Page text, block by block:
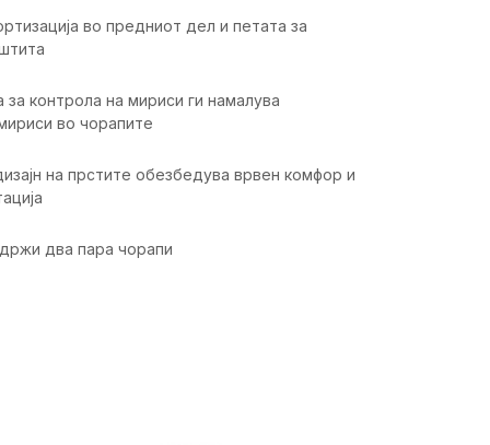
во предниот дел и петата за
за контрола на мириси ги намалува
во чорапите
на прстите обезбедува врвен комфор и
два пара чорапи